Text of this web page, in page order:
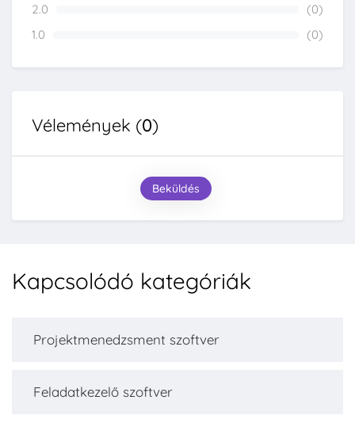
2.0
(0)
1.0
(0)
Vélemények (0)
Beküldés
Kapcsolódó kategóriák
Projektmenedzsment szoftver
Feladatkezelő szoftver